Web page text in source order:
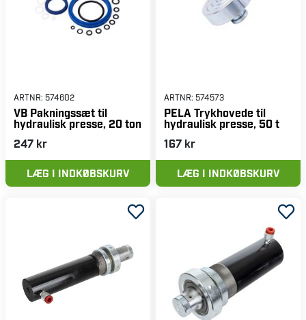
ARTNR: 574602
VB Pakningssæt til
hydraulisk presse, 20 ton
247 kr
LÆG I INDKØBSKURV
ARTNR: 574573
PELA Trykhovede til
hydraulisk presse, 50 t
167 kr
LÆG I INDKØBSKURV